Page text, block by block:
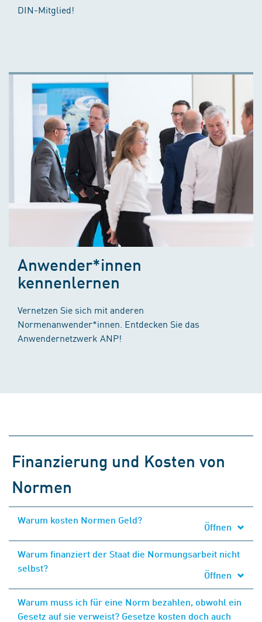
DIN-Mitglied!
Anwender*innen
kennenlernen
Vernetzen Sie sich mit anderen
Normenanwender*innen. Entdecken Sie das
Anwendernetzwerk ANP!
Finanzierung und Kosten von
Normen
Warum kosten Normen Geld?
Öffnen
Warum finanziert der Staat die Normungsarbeit nicht
selbst?
Öffnen
Warum muss ich für eine Norm bezahlen, obwohl ein
Gesetz auf sie verweist? Gesetze kosten doch auch